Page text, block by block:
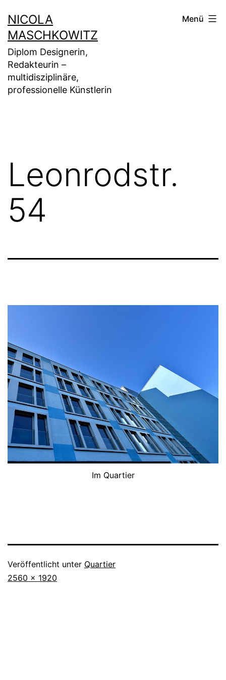
Inhalt
springen
NICOLA
MASCHKOWITZ
Diplom Designerin,
Redakteurin –
multidisziplinäre,
professionelle Künstlerin
Menü
Leonrodstr.
54
Im Quartier
Veröffentlicht unter Quartier
Originalgröße
2560 × 1920